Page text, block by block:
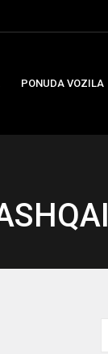
PONUDA VOZILA